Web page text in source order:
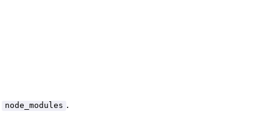
node_modules .